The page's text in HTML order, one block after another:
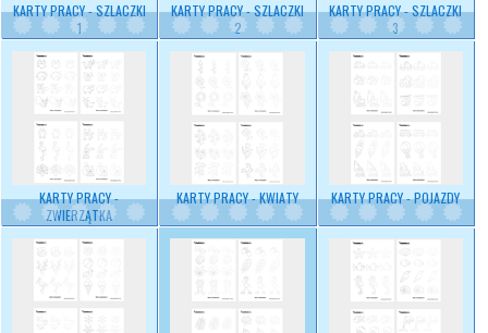
KARTY PRACY - SZLACZKI
1
KARTY PRACY - SZLACZKI
2
KARTY PRACY - SZLACZKI
3
KARTY PRACY -
ZWIERZĄTKA
KARTY PRACY - KWIATY KARTY PRACY - POJAZDY